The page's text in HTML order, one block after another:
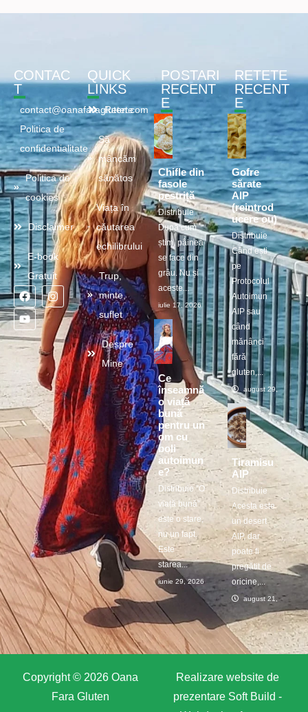
CONTAC
T
contact@oanafaragluten.com
Politica de
confidentialitate
Politica de
cookies
Disclaimer
E-book
Gratuit
QUICK
LINKS
Retete
Să
mâncăm
sănătos
Viața în
căutarea
echilibrului
Trup,
minte,
suflet
Despre
Mine
POSTARI
RECENT
E
Chifle din
fasole
pestriță
Distribuie
După cum
știm, pâinea
se face din
grâu. Nu și
aceste...
iulie 17, 2026
Ce
înseamnă
o viață
bună
pentru un
om cu
boli
autoimun
e?
Distribuie ”O
viață bună”
este o stare,
nu un fapt.
Este
starea...
iunie 29, 2026
RETETE
RECENT
E
Gofre
sărate
AIP
(reintrod
ucere ou)
Distribuie
Când ești
pe
Protocolul
Autoimun
AIP sau
când
mănânci
fără
gluten,...
august 29, 2025
Tiramisu
AIP
Distribuie
Acesta este
un desert
AIP, dar
poate fi
pregătit de
oricine,...
august 21, 2025
Copyright © 2026 Oana
Fara Gluten
Realizare website de
prezentare Soft Build -